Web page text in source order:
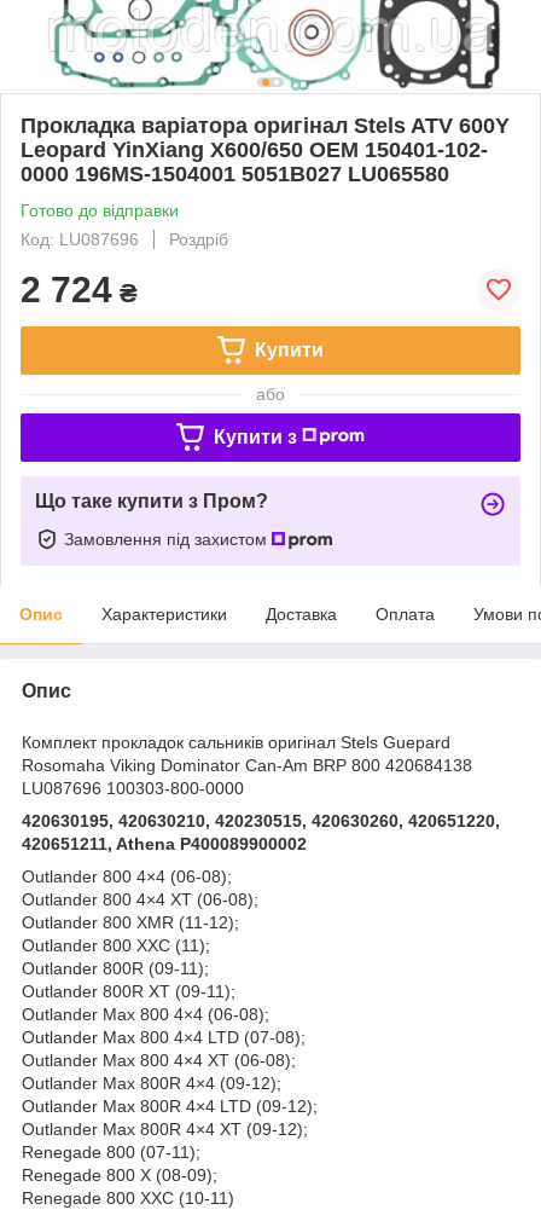
Прокладка варіатора оригінал Stels ATV 600Y
Leopard YinXiang X600/650 OEM 150401-102-
0000 196MS-1504001 5051B027 LU065580
Готово до відправки
Код: LU087696
Роздріб
2 724 ₴
Купити
або
Купити з
Що таке купити з Пром?
Замовлення під захистом
Опис Характеристики Доставка Оплата Умови
Опис
Комплект прокладок сальників оригінал Stels Guepard
Rosomaha Viking Dominator Can-Am BRP 800 420684138
LU087696 100303-800-0000
420630195, 420630210, 420230515, 420630260, 420651220,
420651211, Athena P400089900002
Outlander 800 4×4 (06-08);
Outlander 800 4×4 XT (06-08);
Outlander 800 XMR (11-12);
Outlander 800 XXC (11);
Outlander 800R (09-11);
Outlander 800R XT (09-11);
Outlander Max 800 4×4 (06-08);
Outlander Max 800 4×4 LTD (07-08);
Outlander Max 800 4×4 XT (06-08);
Outlander Max 800R 4×4 (09-12);
Outlander Max 800R 4×4 LTD (09-12);
Outlander Max 800R 4×4 XT (09-12);
Renegade 800 (07-11);
Renegade 800 X (08-09);
Renegade 800 XXC (10-11)